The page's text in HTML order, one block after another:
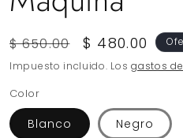
Precio
habitual
$ 650.00
Precio
de
$ 480.00
Impuesto incluido. Losgastos
Color
Blanco Negro